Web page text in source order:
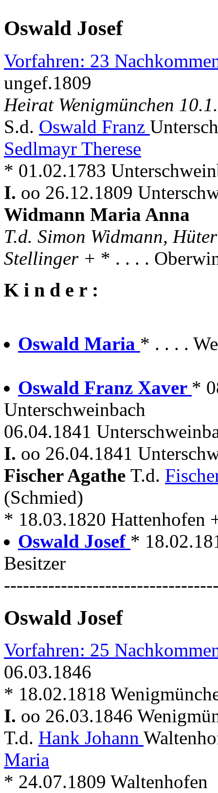
Oswald Josef
Vorfahren: 23
ungef.1809
Heirat Wenigmünchen
S.d. Oswald Franz
Sedlmayr Therese
* 01.02.1783
I. oo 26.12.1809
Widmann Maria Anna
T.d. Simon Widmann,
Stellinger + * . . . .
K i n d e r :
Oswald Maria * . . . .
Oswald Franz Xaver *
Unterschweinbach
06.04.1841
I. oo 26.04.1841
Fischer Agathe T.d.
(Schmied)
* 18.03.1820 Hattenhofen
Oswald Josef *
Besitzer
Oswald Josef
Vorfahren: 25
06.03.1846
* 18.02.1818
I. oo 26.03.1846
T.d. Hank Johann
Maria
* 24.07.1809 Waltenhofen